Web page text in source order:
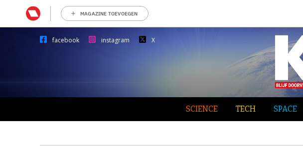
MAGAZINE TOEVOEGEN
facebook instagram X
SCIENCE TECH SPACE